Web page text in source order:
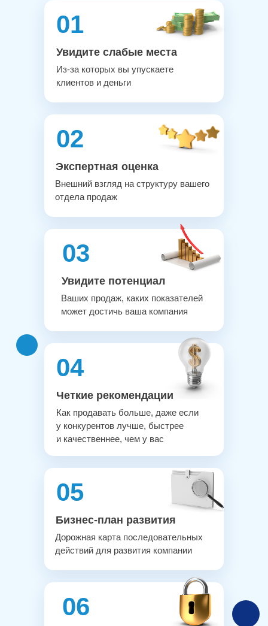
Увидите слабые места
01
Из-за которых вы упускаете
клиентов и деньги
Экспертная оценка
02
Внешний взгляд на структуру вашего
отдела продаж
Увидите потенциал
03
Ваших продаж, каких показателей
может достичь ваша компания
Четкие рекомендации
04
Как продавать больше, даже если
у конкурентов лучше, быстрее
и качественнее, чем у вас
Бизнес-план развития
05
Дорожная карта последовательных
действий для развития компании
06